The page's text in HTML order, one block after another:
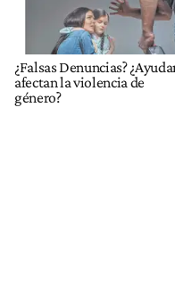
¿Falsas Denuncias?
afectan la violencia de
género?